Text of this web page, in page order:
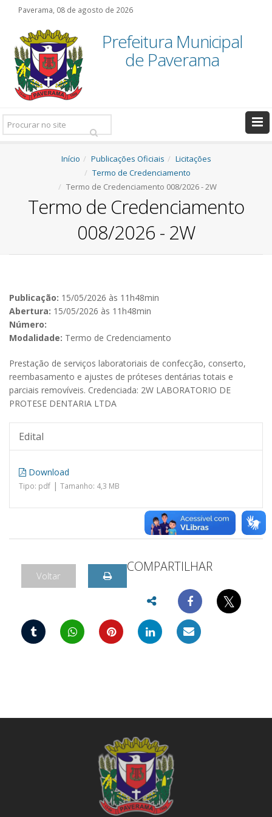
Paverama, 08 de agosto de 2026
Prefeitura Municipal
de Paverama
Pesquisar:
Início Publicações Oficiais
Licitações
Termo de Credenciamento
Termo de Credenciamento 008/2026 - 2W
Termo de Credenciamento
008/2026 - 2W
Publicação: 15/05/2026 às 11h48min
Abertura: 15/05/2026 às 11h48min
Número:
Modalidade: Termo de Credenciamento
Prestação de serviços laboratoriais de confecção, conserto,
reembasamento e ajustes de próteses dentárias totais e
parciais removíveis. Credenciada: 2W LABORATORIO DE
PROTESE DENTARIA LTDA
Edital
Download
Tipo: pdf | Tamanho: 4,3 MB
Voltar
COMPARTILHAR
𝕏